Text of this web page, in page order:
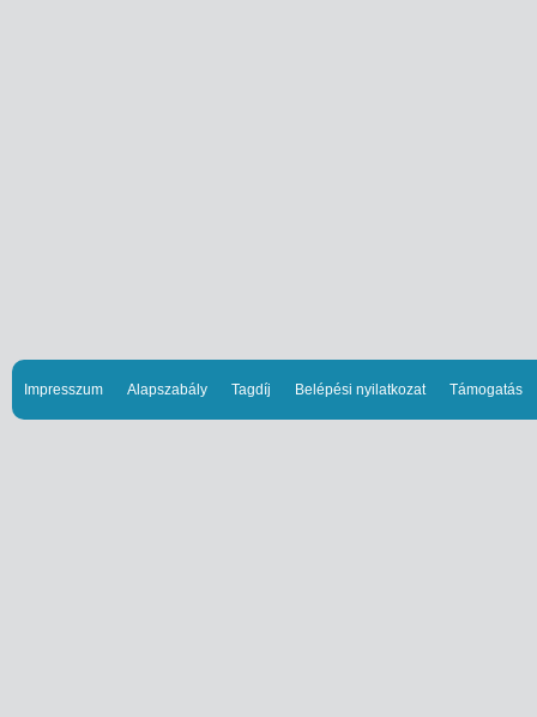
Impresszum Alapszabály Tagdíj Belépési nyilatkozat Támogatás